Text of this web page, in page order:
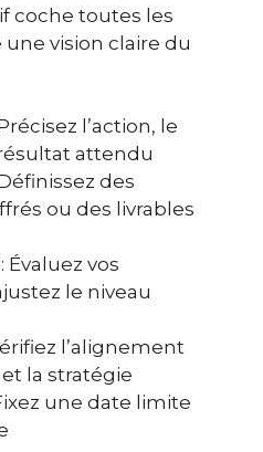
coche toutes les
une vision claire du
l’action, le
attendu
des
ou des livrables
vos
le niveau
l’alignement
la stratégie
une date limite